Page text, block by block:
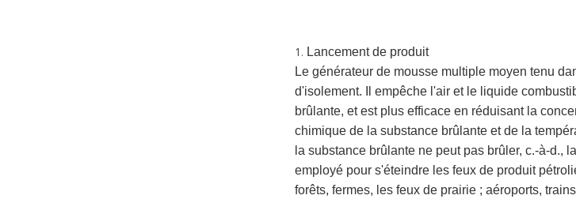
1. Lancement de produit
Le générateur de mousse multiple moyen tenu
d'isolement. Il empêche l'air et le liquide
brûlante, et est plus efficace en réduisant la
chimique de la substance brûlante et de la
la substance brûlante ne peut pas brûler, c.-à-d.,
employé pour s'éteindre les feux de produit
forêts, fermes, les feux de prairie ; aéroports,